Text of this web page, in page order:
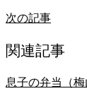
次の記事
関連記事
息子の弁当（梅